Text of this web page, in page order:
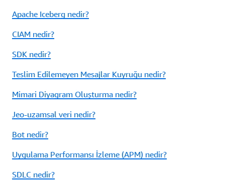
Apache Iceberg nedir?
CIAM nedir?
SDK nedir?
Teslim Edilemeyen Mesajlar Kuyruğu nedir?
Mimari Diyagram Oluşturma nedir?
Jeo-uzamsal veri nedir?
Bot nedir?
Uygulama Performansı İzleme (APM) nedir?
SDLC nedir?